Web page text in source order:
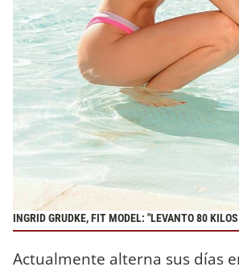
INGRID GRUDKE, FIT MODEL: "LEVANTO 80
Actualmente alterna sus días